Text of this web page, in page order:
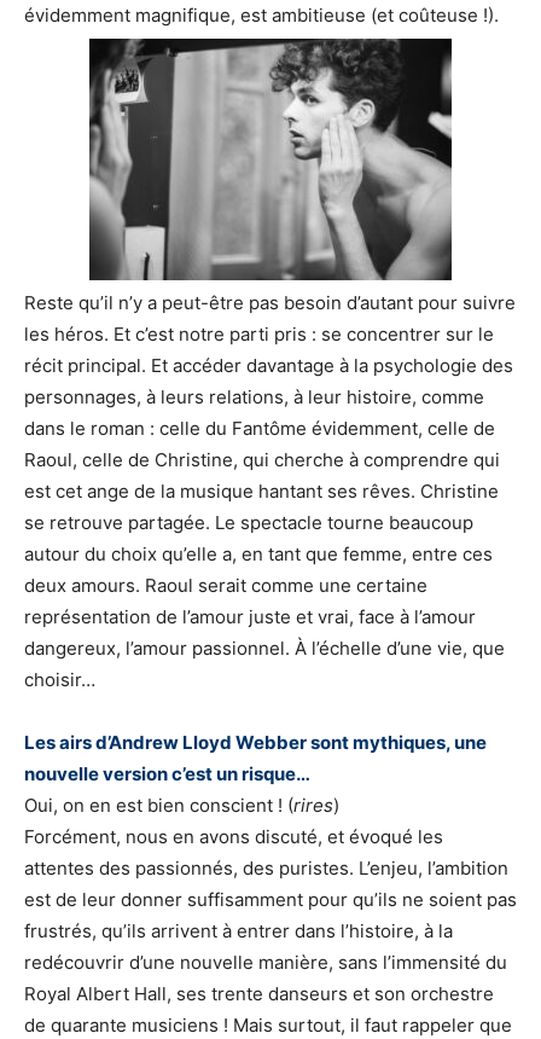
évidemment magnifique, est ambitieuse (et coûteuse !).
Reste qu’il n’y a peut-être pas besoin d’autant pour suivre
les héros. Et c’est notre parti pris : se concentrer sur le
récit principal. Et accéder davantage à la psychologie des
personnages, à leurs relations, à leur histoire, comme
dans le roman : celle du Fantôme évidemment, celle de
Raoul, celle de Christine, qui cherche à comprendre qui
est cet ange de la musique hantant ses rêves. Christine
se retrouve partagée. Le spectacle tourne beaucoup
autour du choix qu’elle a, en tant que femme, entre ces
deux amours. Raoul serait comme une certaine
représentation de l’amour juste et vrai, face à l’amour
dangereux, l’amour passionnel. À l’échelle d’une vie, que
choisir…
Les airs d’Andrew Lloyd Webber sont mythiques, une
nouvelle version c’est un risque…
Oui, on en est bien conscient ! (rires)
Forcément, nous en avons discuté, et évoqué les
attentes des passionnés, des puristes. L’enjeu, l’ambition
est de leur donner suffisamment pour qu’ils ne soient pas
frustrés, qu’ils arrivent à entrer dans l’histoire, à la
redécouvrir d’une nouvelle manière, sans l’immensité du
Royal Albert Hall, ses trente danseurs et son orchestre
de quarante musiciens ! Mais surtout, il faut rappeler que